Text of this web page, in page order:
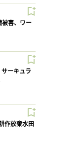
被害、ワー
サーキュラ
作放棄水田